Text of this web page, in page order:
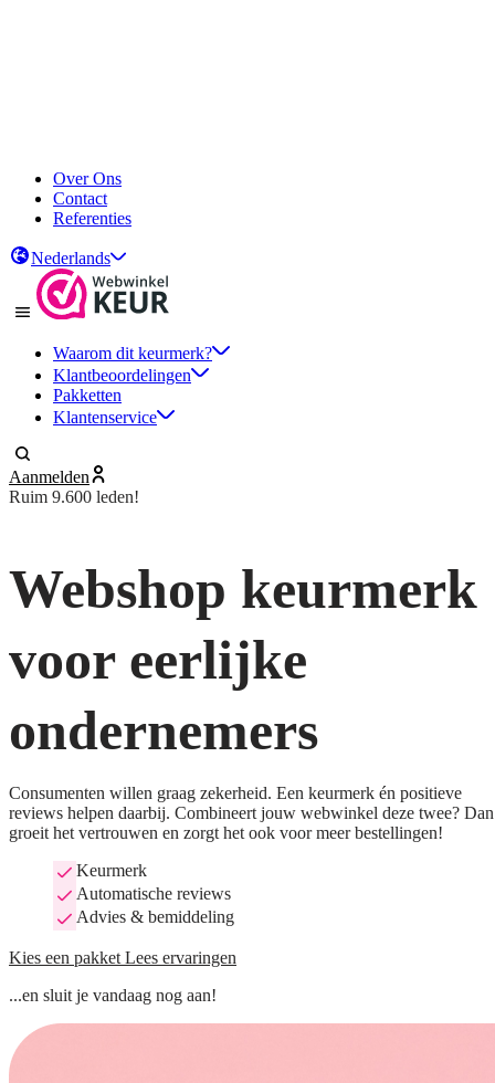
Over Ons
Contact
Referenties
Nederlands
Waarom dit keurmerk?
Klantbeoordelingen
Pakketten
Klantenservice
Aanmelden
Ruim 9.600 leden!
Webshop keurmerk
voor eerlijke
ondernemers
Consumenten willen graag zekerheid. Een keurmerk én positieve
reviews helpen daarbij. Combineert jouw webwinkel deze twee? Dan
groeit het vertrouwen en zorgt het ook voor meer bestellingen!
Keurmerk
Automatische reviews
Advies & bemiddeling
Kies een pakket Lees ervaringen
...en sluit je vandaag nog aan!